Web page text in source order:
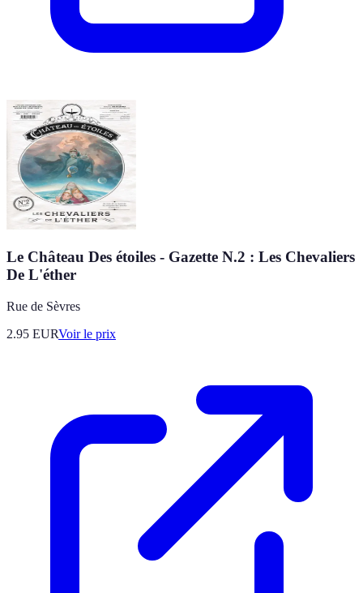
Le Château Des étoiles - Gazette N.2 : Les Chevaliers
De L'éther
Rue de Sèvres
2.95 EURVoir le prix